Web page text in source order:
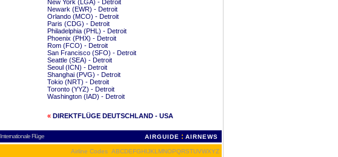
New York (LGA) - Detroit
Newark (EWR) - Detroit
Orlando (MCO) - Detroit
Paris (CDG) - Detroit
Philadelphia (PHL) - Detroit
Phoenix (PHX) - Detroit
Rom (FCO) - Detroit
San Francisco (SFO) - Detroit
Seattle (SEA) - Detroit
Seoul (ICN) - Detroit
Shanghai (PVG) - Detroit
Tokio (NRT) - Detroit
Toronto (YYZ) - Detroit
Washington (IAD) - Detroit
« DIREKTFLÜGE DEUTSCHLAND - USA
Internationale Flüge AIRGUIDE : AIRNEWS
Airline Codes ABCDEFGHIJKL MNOPQRSTUVWXYZ